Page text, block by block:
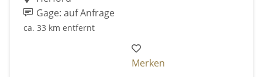
Gage: auf Anfrage
ca. 33 km entfernt
Merken